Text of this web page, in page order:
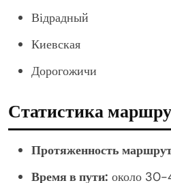
Відрадный
Киевская
Дорогожичи
Статистика
Протяженность
Время в пути: около